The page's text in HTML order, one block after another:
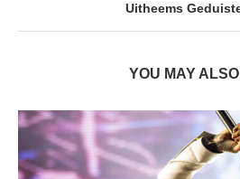
Uitheems
YOU MAY